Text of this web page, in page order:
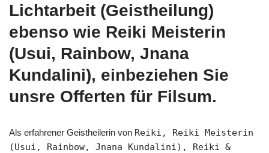
Lichtarbeit (Geistheilung)
ebenso wie Reiki Meisterin
(Usui, Rainbow, Jnana
Kundalini), einbeziehen Sie
unsre Offerten für Filsum.
Als erfahrener Geistheilerin von Reiki, Reiki Meisterin
(Usui, Rainbow, Jnana Kundalini), Reiki &